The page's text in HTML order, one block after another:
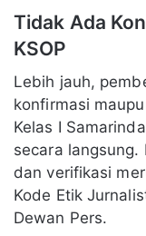
Tidak Ada
KSOP
Lebih jauh,
konfirmasi
Kelas I
secara
dan verifikasi
Kode Etik
Dewan Pers.